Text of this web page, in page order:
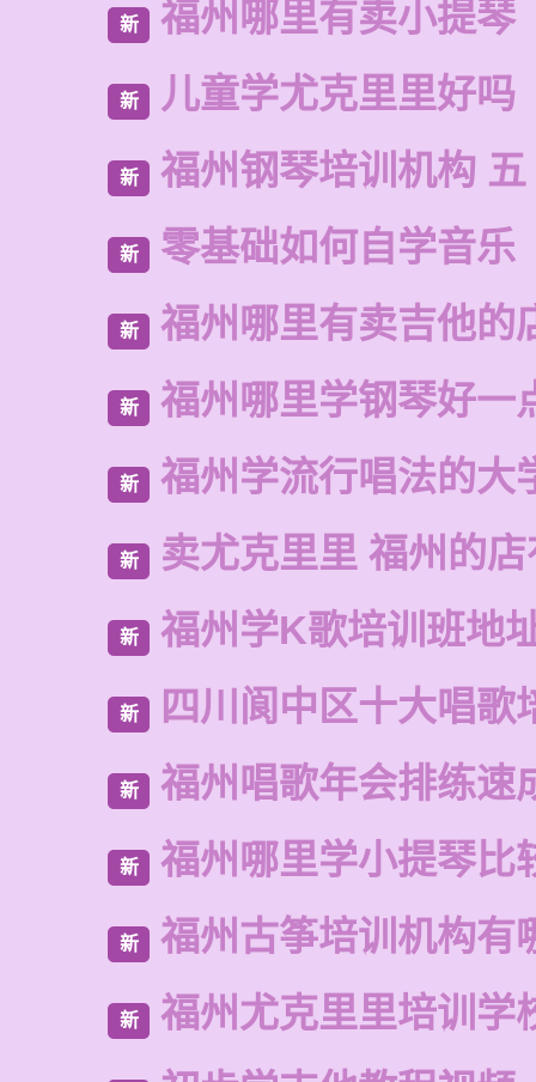
新 福州哪里有卖小提琴
新 儿童学尤克里里好吗
新 福州钢琴培训机构 五
新 零基础如何自学音乐
新 福州哪里有卖吉他的
新 福州哪里学钢琴好一
新 福州学流行唱法的大
新 卖尤克里里 福州的
新 福州学K歌培训班地
新 四川阆中区十大唱歌
新 福州唱歌年会排练速
新 福州哪里学小提琴比
新 福州古筝培训机构有
新 福州尤克里里培训学